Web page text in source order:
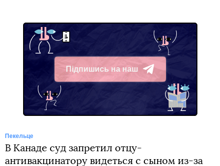
Підпишись на наш
Telegram
Пекельце
В Канаде суд запретил отцу-
антивакцинатору видеться с сыном из-за